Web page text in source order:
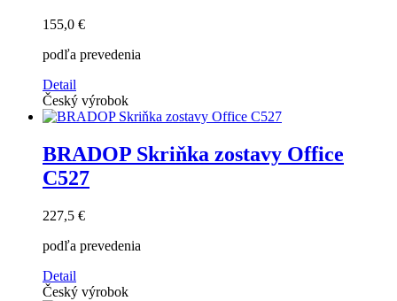
155,0 €
podľa prevedenia
Detail
Český výrobok
BRADOP Skriňka zostavy Office
C527
227,5 €
podľa prevedenia
Detail
Český výrobok